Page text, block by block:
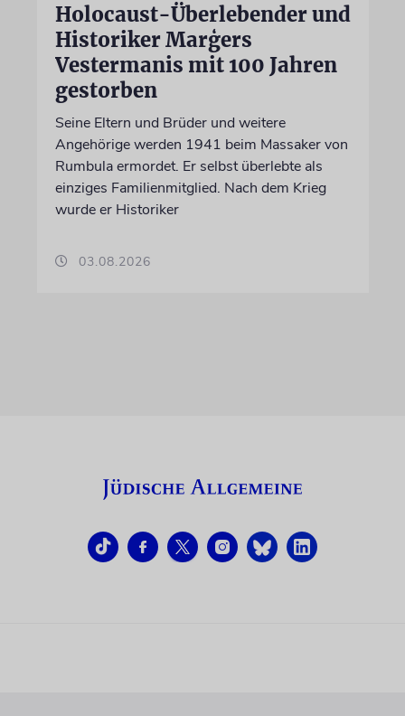
Holocaust-Überlebender und
Historiker Marģers
Vestermanis mit 100 Jahren
gestorben
Seine Eltern und Brüder und weitere
Angehörige werden 1941 beim Massaker von
Rumbula ermordet. Er selbst überlebte als
einziges Familienmitglied. Nach dem Krieg
wurde er Historiker
03.08.2026